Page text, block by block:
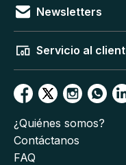
Newsletters
Servicio al
¿Quiénes somos?
Contáctanos
FAQ